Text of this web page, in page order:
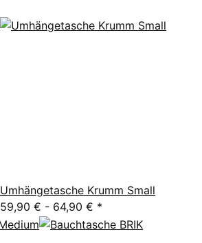
Umhängetasche Krumm Small
59,90 € - 64,90 € *